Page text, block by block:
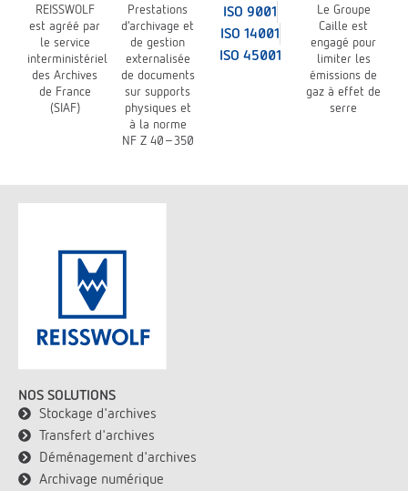
REISSWOLF
est agréé par
le service
interministériel
des Archives
de France
(SIAF)
Prestations
d’archivage et
de gestion
externalisée
de documents
sur supports
physiques et
à la norme
NF Z 40-350
ISO 9001
ISO 14001
ISO 45001
Le Groupe
Caille est
engagé pour
limiter les
émissions de
gaz à effet de
serre
NOS SOLUTIONS
Stockage d'archives
Transfert d'archives
Déménagement d'archives
Archivage numérique